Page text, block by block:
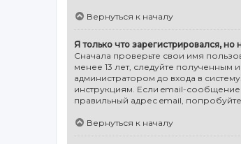
Вернуться к началу
Я только что зарегистрировался, но
Сначала проверьте свои имя
менее 13 лет, следуйте
администратором до входа в
инструкциям. Если email-
правильный адрес email,
Вернуться к началу